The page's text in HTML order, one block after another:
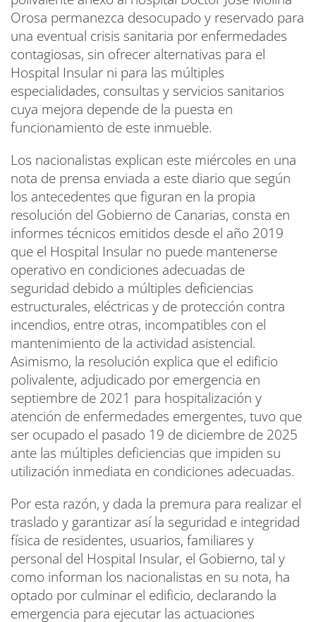
Orosa permanezca desocupado y reservado para
una eventual crisis sanitaria por enfermedades
contagiosas, sin ofrecer alternativas para el
Hospital Insular ni para las múltiples
especialidades, consultas y servicios sanitarios
cuya mejora depende de la puesta en
funcionamiento de este inmueble.
Los nacionalistas explican este miércoles en una
nota de prensa enviada a este diario que según
los antecedentes que figuran en la propia
resolución del Gobierno de Canarias, consta en
informes técnicos emitidos desde el año 2019
que el Hospital Insular no puede mantenerse
operativo en condiciones adecuadas de
seguridad debido a múltiples deficiencias
estructurales, eléctricas y de protección contra
incendios, entre otras, incompatibles con el
mantenimiento de la actividad asistencial.
Asimismo, la resolución explica que el edificio
polivalente, adjudicado por emergencia en
septiembre de 2021 para hospitalización y
atención de enfermedades emergentes, tuvo que
ser ocupado el pasado 19 de diciembre de 2025
ante las múltiples deficiencias que impiden su
utilización inmediata en condiciones adecuadas.
Por esta razón, y dada la premura para realizar el
traslado y garantizar así la seguridad e integridad
física de residentes, usuarios, familiares y
personal del Hospital Insular, el Gobierno, tal y
como informan los nacionalistas en su nota, ha
optado por culminar el edificio, declarando la
emergencia para ejecutar las actuaciones